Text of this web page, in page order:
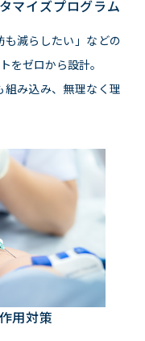
マイズプログラム
も減らしたい」などの
をゼロから設計。
み込み、無理なく理
用対策